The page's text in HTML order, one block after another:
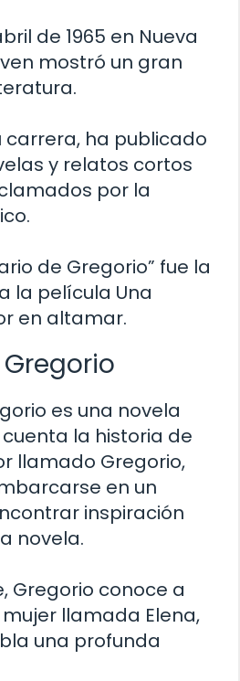
de 1965 en Nueva
mostró un gran
carrera, ha publicado
y relatos cortos
por la
de Gregorio” fue la
la película Una
en altamar.
es una novela
la historia de
llamado Gregorio,
en un
inspiración
novela.
Gregorio conoce a
llamada Elena,
una profunda